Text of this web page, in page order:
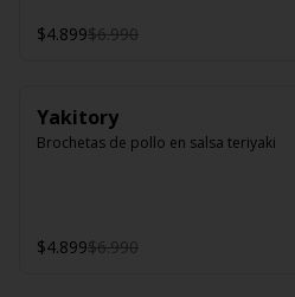
$4.899$6.990
Yakitory
Brochetas de pollo en salsa teriyaki
$4.899$6.990